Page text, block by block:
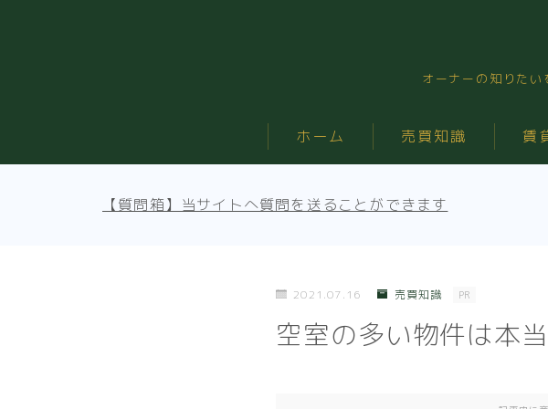
オーナーの知りた
ホーム 売買知識 賃
【質問箱】当サイトへ質問を送ることができます
2021.07.16 売買知識 PR
空室の多い物件は本